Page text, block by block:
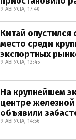
9 АВГУСТА, 17:40
Китай опустился
место среди
экспортных
9 АВГУСТА, 13:46
На крупнейшем
центре
объявили
9 АВГУСТА, 14:56